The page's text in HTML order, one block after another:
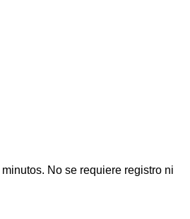
No se requiere registro ni